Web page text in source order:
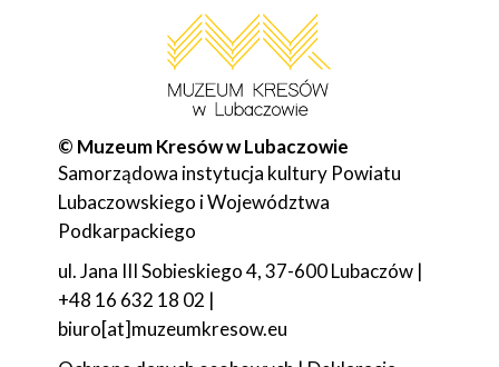
© Muzeum Kresów w Lubaczowie
Samorządowa instytucja kultury Powiatu
Lubaczowskiego i Województwa
Podkarpackiego
ul. Jana III Sobieskiego 4, 37-600 Lubaczów |
+48 16 632 18 02 |
biuro[at]muzeumkresow.eu